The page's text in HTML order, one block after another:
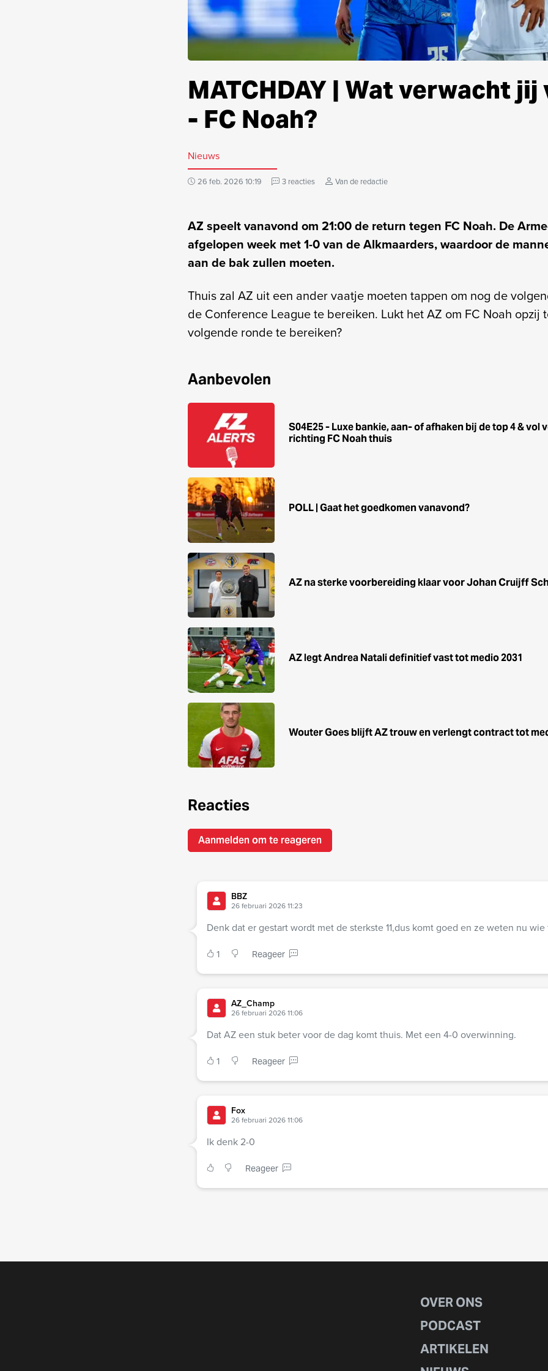
MATCHDAY | Wat verwacht jij
- FC Noah?
Nieuws
26 feb. 2026 10:19 3 reacties Van de redactie
AZ speelt vanavond om 21:00 de return tegen FC Noah. De
afgelopen week met 1-0 van de Alkmaarders, waardoor de
aan de bak zullen moeten.
Thuis zal AZ uit een ander vaatje moeten tappen om nog de
de Conference League te bereiken. Lukt het AZ om FC Noah opzij
volgende ronde te bereiken?
Aanbevolen
S04E25 - Luxe bankie, aan- of afhaken bij de top 4 & vol
richting FC Noah thuis
POLL | Gaat het goedkomen vanavond?
AZ na sterke voorbereiding klaar voor Johan Cruijff
AZ legt Andrea Natali definitief vast tot medio 2031
Wouter Goes blijft AZ trouw en verlengt contract tot
Reacties
Aanmelden om te reageren
BBZ
26 februari 2026 11:23
Denk dat er gestart wordt met de sterkste 11,dus komt goed en ze weten nu wie
1 Reageer
AZ_Champ
26 februari 2026 11:06
Dat AZ een stuk beter voor de dag komt thuis. Met een 4-0 overwinning.
1 Reageer
Fox
26 februari 2026 11:06
Ik denk 2-0
Reageer
OVER ONS
PODCAST
ARTIKELEN